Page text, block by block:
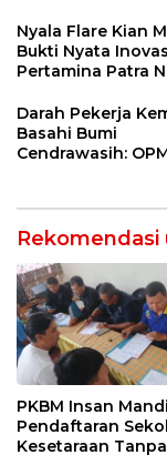
Nyala Flare Kian
Bukti Nyata
Pertamina Patra
Net Zero Emission
Darah Pekerja
Basahi Bumi
Cendrawasih:
PKBM Insan
Pendaftaran
Kesetaraan